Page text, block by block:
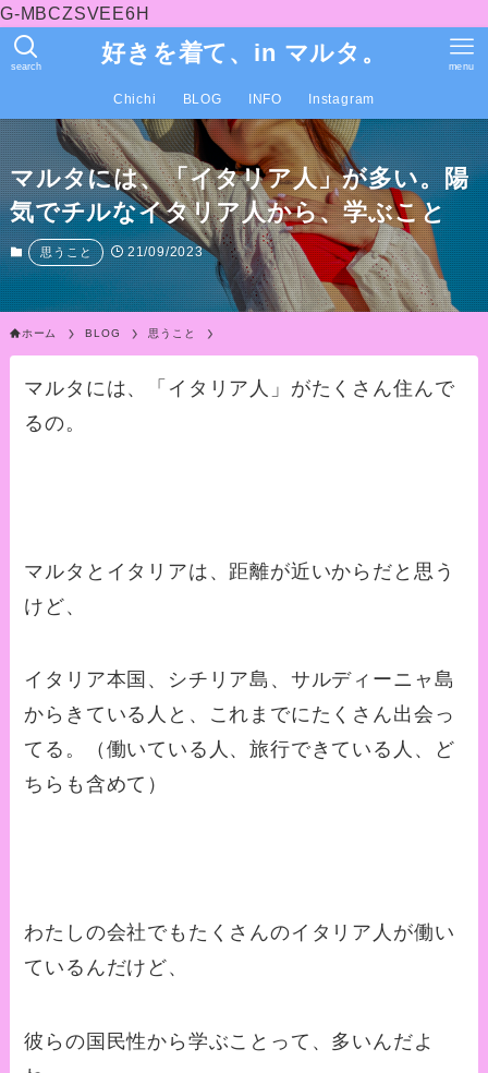
G-MBCZSVEE6H
好きを着て、in マルタ。
search menu
Chichi BLOG INFO Instagram
マルタには、「イタリア人」が多い。陽
気でチルなイタリア人から、学ぶこと
思うこと 21/09/2023
ホーム BLOG 思うこと
マルタには、「イタリア人」がたくさん住んで
るの。
マルタとイタリアは、距離が近いからだと思う
けど、
イタリア本国、シチリア島、サルディーニャ島
からきている人と、これまでにたくさん出会っ
てる。（働いている人、旅行できている人、ど
ちらも含めて）
わたしの会社でもたくさんのイタリア人が働い
ているんだけど、
彼らの国民性から学ぶことって、多いんだよ